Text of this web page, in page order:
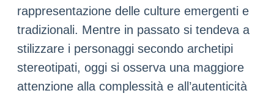
rappresentazione delle culture emergenti e
tradizionali. Mentre in passato si tendeva a
stilizzare i personaggi secondo archetipi
stereotipati, oggi si osserva una maggiore
attenzione alla complessità e all’autenticità